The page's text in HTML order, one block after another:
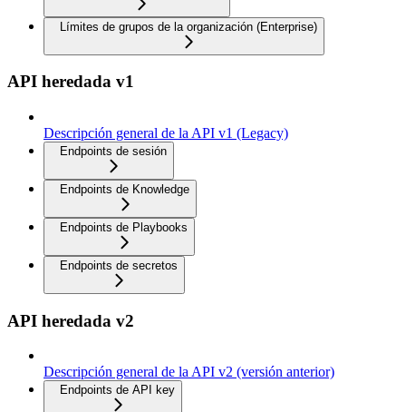
Límites de grupos de la organización (Enterprise)
API heredada v1
Descripción general de la API v1 (Legacy)
Endpoints de sesión
Endpoints de Knowledge
Endpoints de Playbooks
Endpoints de secretos
API heredada v2
Descripción general de la API v2 (versión anterior)
Endpoints de API key